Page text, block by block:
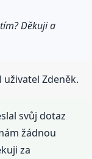
Děkuji a
Zdeněk.
svůj dotaz
žádnou
za